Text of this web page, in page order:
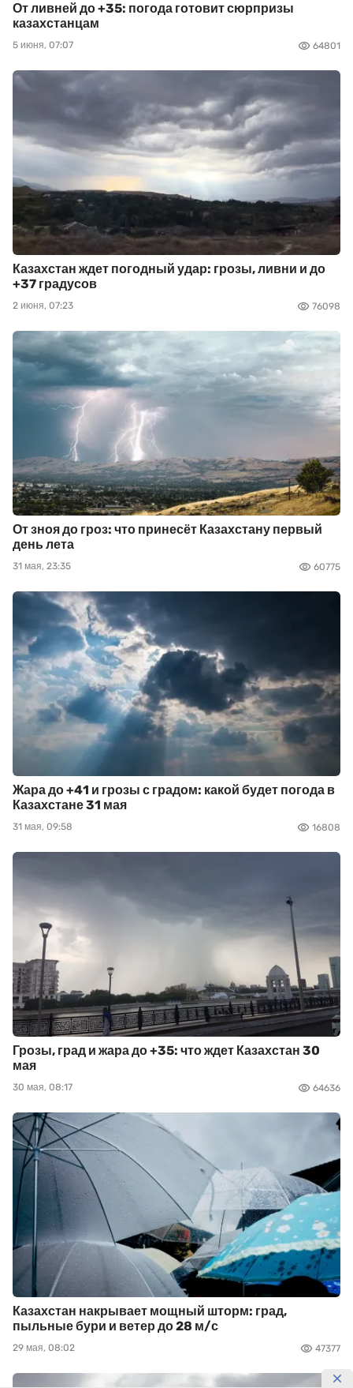
От ливней до +35: погода готовит сюрпризы
казахстанцам
5 июня, 07:07 64801
Казахстан ждет погодный удар: грозы, ливни и до
+37 градусов
2 июня, 07:23 76098
От зноя до гроз: что принесёт Казахстану первый
день лета
31 мая, 23:35 60775
Жара до +41 и грозы с градом: какой будет погода в
Казахстане 31 мая
31 мая, 09:58 16808
Грозы, град и жара до +35: что ждет Казахстан 30
мая
30 мая, 08:17 64636
Казахстан накрывает мощный шторм: град,
пыльные бури и ветер до 28 м/с
29 мая, 08:02 47377